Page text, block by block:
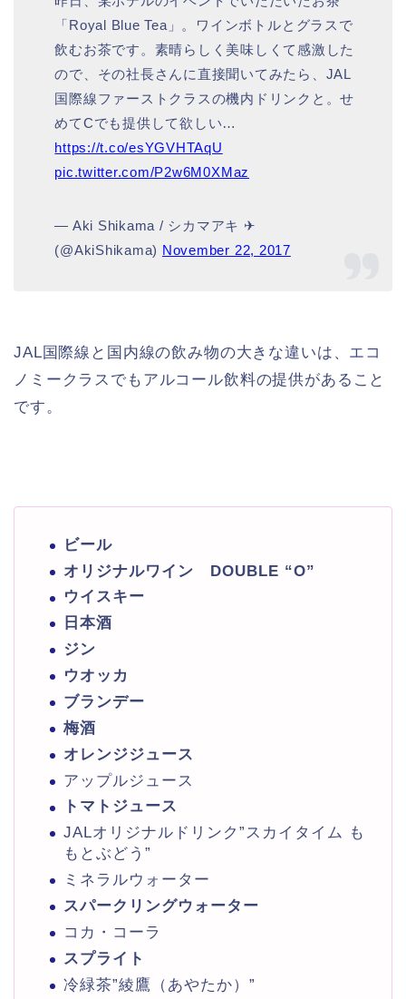
「Royal Blue Tea」。ワインボトルとグラスで
飲むお茶です。素晴らしく美味しくて感激した
ので、その社長さんに直接聞いてみたら、JAL
国際線ファーストクラスの機内ドリンクと。せ
めてCでも提供して欲しい…
https://t.co/esYGVHTAqU
pic.twitter.com/P2w6M0XMaz
— Aki Shikama / シカマアキ ✈︎
(@AkiShikama) November 22, 2017
JAL国際線と国内線の飲み物の大きな違いは、エコ
ノミークラスでもアルコール飲料の提供があること
です。
ビール
オリジナルワイン DOUBLE “O”
ウイスキー
日本酒
ジン
ウオッカ
ブランデー
梅酒
オレンジジュース
アップルジュース
トマトジュース
JALオリジナルドリンク”スカイタイム も
もとぶどう”
ミネラルウォーター
スパークリングウォーター
コカ・コーラ
スプライト
冷緑茶”綾鷹（あやたか）”